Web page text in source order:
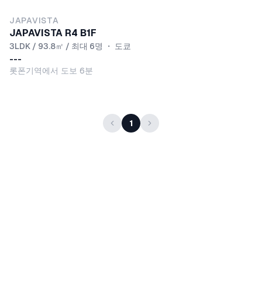
JAPAVISTA
JAPAVISTA R4 B1F
3LDK / 93.8㎡ / 최대 6명 ・
도쿄
---
롯폰기역에서 도보 6분
1